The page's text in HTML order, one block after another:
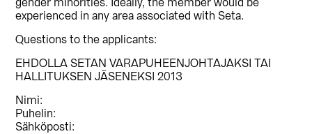
gender minorities. Ideally, the member would be
experienced in any area associated with Seta.
Questions to the applicants:
EHDOLLA SETAN VARAPUHEENJOHTAJAKSI TAI
HALLITUKSEN JÄSENEKSI 2013
Nimi:
Puhelin:
Sähköposti: